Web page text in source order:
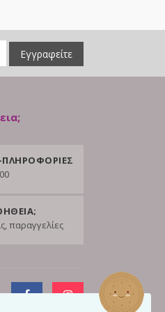
Εγγραφείτε
ΠΛΗΡΟΦΟΡΙΕΣ
παραγγελίες